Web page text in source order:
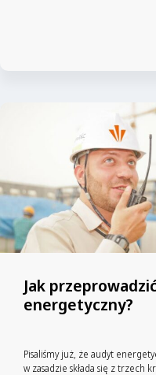
Jak
energetyczny?
Pisaliśmy już, że audyt
w zasadzie składa się z trzech